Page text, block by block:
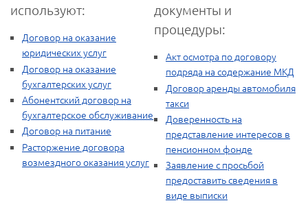
используют:
Договор на оказание
юридических услуг
Договор на оказание
бухгалтерских услуг
Абонентский договор на
бухгалтерское обслуживание
Договор на питание
Расторжение договора
возмездного оказания услуг
документы и
процедуры:
Акт осмотра по договору
подряда на содержание МКД
Договор аренды автомобиля
такси
Доверенность на
представление интересов в
пенсионном фонде
Заявление с просьбой
предоставить сведения в
виде выписки